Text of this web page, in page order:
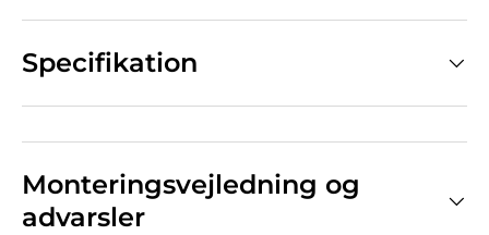
Specifikation
Monteringsvejledning og
advarsler